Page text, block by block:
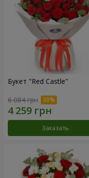
Букет "Red Castle"
6 084 грн
Заказать